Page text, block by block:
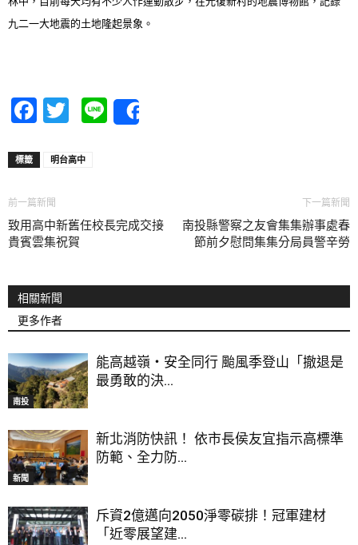
九二一大地震的土地隆起景象。
Facebook
Twitter
Line
標籤 明台高中
前一篇新聞
致用高中新舊任校長完成交接
貴賓雲集祝賀
下一篇新聞
南投縣警察之友會集集辦事處春
節前夕慰問集集分局員警辛勞
相關新聞
更多作者
南投
能高越嶺‧安全同行 颱風季登山「撤退是
最勇敢的決...
新聞
新北消防快訊！ 依市長侯友宜指示高標準
防範、全力防...
斥資2億邁向2050淨零碳排！冠軍建材
「近零展望建...